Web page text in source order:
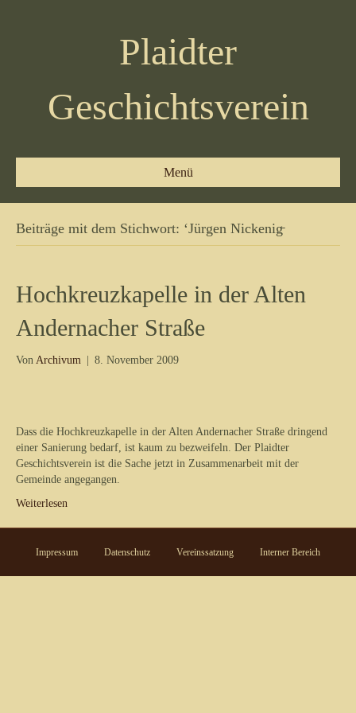
Plaidter
Geschichtsverein
Menü
Beiträge mit dem Stichwort: ‘Jürgen Nickenig̵
Hochkreuzkapelle in der Alten
Andernacher Straße
Von Archivum 8. November 2009
Dass die Hochkreuzkapelle in der Alten Andernacher Straße dringend
einer Sanierung bedarf, ist kaum zu bezweifeln. Der Plaidter
Geschichtsverein ist die Sache jetzt in Zusammenarbeit mit der
Gemeinde angegangen.
Weiterlesen
Impressum Datenschutz Vereinssatzung Interner Bereich